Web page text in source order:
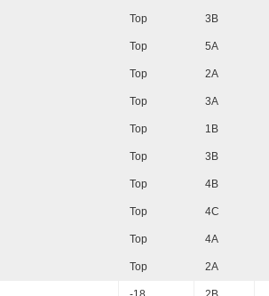
Top 3B
Top 5A
Top 2A
Top 3A
Top 1B
Top 3B
Top 4B
Top 4C
Top 4A
Top 2A